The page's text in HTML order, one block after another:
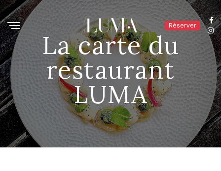
Réserver
La carte du
restaurant
LUMA